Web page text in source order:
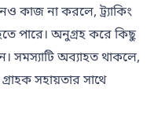
কাজ না করলে, ট্র্যাকিং
পারে। অনুগ্রহ করে কিছু
সমস্যাটি অব্যাহত থাকলে,
সহায়তার সাথে